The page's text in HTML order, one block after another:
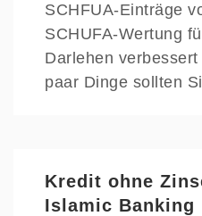
SCHFUA-Einträge
SCHUFA-Wertung
Darlehen
paar Dinge sollten
Kredit ohne
Islamic Banking